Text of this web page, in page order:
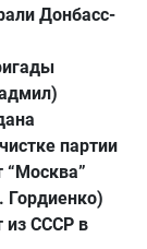
Донбасс-
партии
“Москва”
Гордиенко)
из СССР в